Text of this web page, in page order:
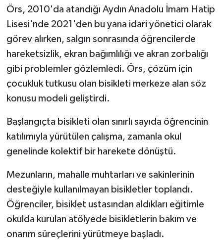
Örs, 2010'da atandığı Aydın Anadolu İmam Hatip
Lisesi'nde 2021'den bu yana idari yönetici olarak
görev alırken, salgın sonrasında öğrencilerde
hareketsizlik, ekran bağımlılığı ve akran zorbalığı
gibi problemler gözlemledi. Örs, çözüm için
çocukluk tutkusu olan bisikleti merkeze alan söz
konusu modeli geliştirdi.
Başlangıçta bisikleti olan sınırlı sayıda öğrencinin
katılımıyla yürütülen çalışma, zamanla okul
genelinde kolektif bir harekete dönüştü.
Mezunların, mahalle muhtarları ve sakinlerinin
desteğiyle kullanılmayan bisikletler toplandı.
Öğrenciler, bisiklet ustasından aldıkları eğitimle
okulda kurulan atölyede bisikletlerin bakım ve
onarım süreçlerini yürütmeye başladı.